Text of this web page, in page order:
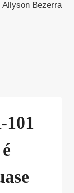
Allyson Bezerra
101